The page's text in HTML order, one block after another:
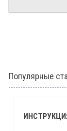
Популярные